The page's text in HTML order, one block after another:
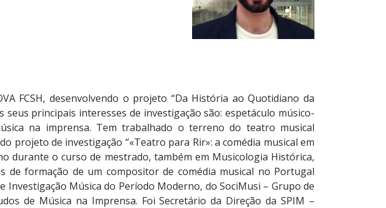
FCSH, desenvolvendo o projeto “Da História ao Quotidiano da
seus principais interesses de investigação são: espetáculo músico-
na imprensa. Tem trabalhado o terreno do teatro musical
de investigação “«Teatro para Rir»: a comédia musical em
durante o curso de mestrado, também em Musicologia Histórica,
de formação de um compositor de comédia musical no Portugal
Investigação Música do Período Moderno, do SociMusi – Grupo de
de Música na Imprensa. Foi Secretário da Direção da SPIM –